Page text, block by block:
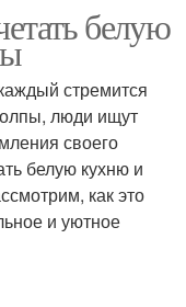
белую
стремится
люди ищут
своего
белую кухню и
как это
и уютное